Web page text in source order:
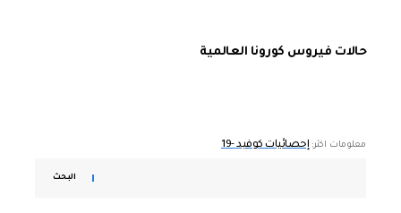
حالات فيروس كورونا العالمية
معلومات اكثر: إحصائيات كوفيد -19
البحث